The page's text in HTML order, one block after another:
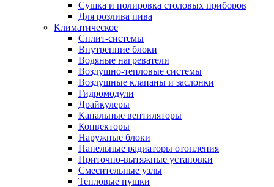
Сушка и полировка столовых приборов
Для розлива пива
Климатическое
Сплит-системы
Внутренние блоки
Водяные нагреватели
Воздушно-тепловые системы
Воздушные клапаны и заслонки
Гидромодули
Драйкулеры
Канальные вентиляторы
Конвекторы
Наружные блоки
Панельные радиаторы отопления
Приточно-вытяжные установки
Смесительные узлы
Тепловые пушки